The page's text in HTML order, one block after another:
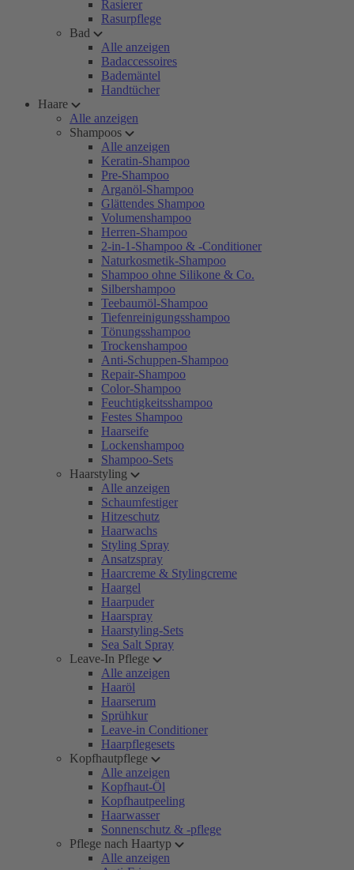
Rasierer
Rasurpflege
Bad
Alle anzeigen
Badaccessoires
Bademäntel
Handtücher
Haare
Alle anzeigen
Shampoos
Alle anzeigen
Keratin-Shampoo
Pre-Shampoo
Arganöl-Shampoo
Glättendes Shampoo
Volumenshampoo
Herren-Shampoo
2-in-1-Shampoo & -Conditioner
Naturkosmetik-Shampoo
Shampoo ohne Silikone & Co.
Silbershampoo
Teebaumöl-Shampoo
Tiefenreinigungsshampoo
Tönungsshampoo
Trockenshampoo
Anti-Schuppen-Shampoo
Repair-Shampoo
Color-Shampoo
Feuchtigkeitsshampoo
Festes Shampoo
Haarseife
Lockenshampoo
Shampoo-Sets
Haarstyling
Alle anzeigen
Schaumfestiger
Hitzeschutz
Haarwachs
Styling Spray
Ansatzspray
Haarcreme & Stylingcreme
Haargel
Haarpuder
Haarspray
Haarstyling-Sets
Sea Salt Spray
Leave-In Pflege
Alle anzeigen
Haaröl
Haarserum
Sprühkur
Leave-in Conditioner
Haarpflegesets
Kopfhautpflege
Alle anzeigen
Kopfhaut-Öl
Kopfhautpeeling
Haarwasser
Sonnenschutz & -pflege
Pflege nach Haartyp
Alle anzeigen